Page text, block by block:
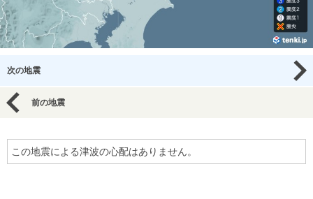
次の地震
前の地震
この地震による津波の心配はありません。